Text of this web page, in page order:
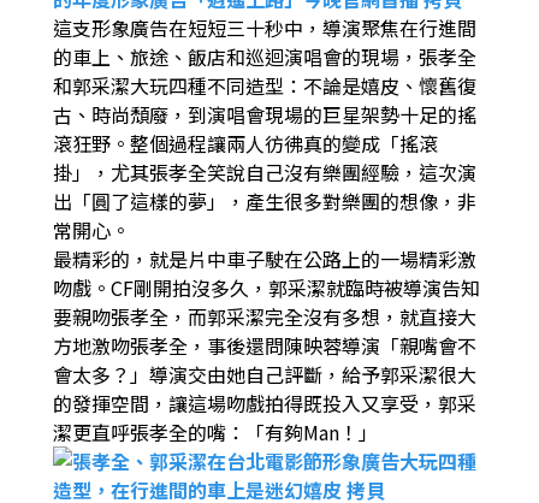
這支形象廣告在短短三十秒中，導演聚焦在行進間
的車上、旅途、飯店和巡迴演唱會的現場，張孝全
和郭采潔大玩四種不同造型：不論是嬉皮、懷舊復
古、時尚頹廢，到演唱會現場的巨星架勢十足的搖
滾狂野。整個過程讓兩人彷彿真的變成「搖滾
掛」，尤其張孝全笑說自己沒有樂團經驗，這次演
出「圓了這樣的夢」，產生很多對樂團的想像，非
常開心。
最精彩的，就是片中車子駛在公路上的一場精彩激
吻戲。CF剛開拍沒多久，郭采潔就臨時被導演告知
要親吻張孝全，而郭采潔完全沒有多想，就直接大
方地激吻張孝全，事後還問陳映蓉導演「親嘴會不
會太多？」導演交由她自己評斷，給予郭采潔很大
的發揮空間，讓這場吻戲拍得既投入又享受，郭采
潔更直呼張孝全的嘴：「有夠Man！」